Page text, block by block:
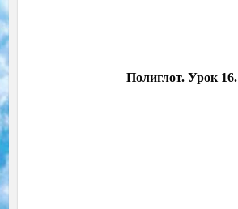
Полиглот. Урок 16.